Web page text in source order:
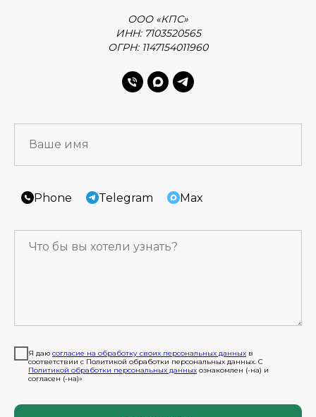
ООО «КПС»
ИНН: 7103520565
ОГРН: 1147154011960
Phone Telegram Max
Я даю согласие на обработку своих персональных данных в
соответствии с Политикой обработки персональных данных. С
Политикой обработки персональных данных ознакомлен (-на) и
согласен (-на)»